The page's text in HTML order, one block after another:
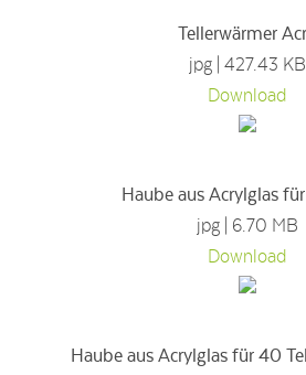
Tellerwärmer
jpg | 427.43 KB
Download
Haube aus Acrylglas
jpg | 6.70 MB
Download
Haube aus Acrylglas für 40